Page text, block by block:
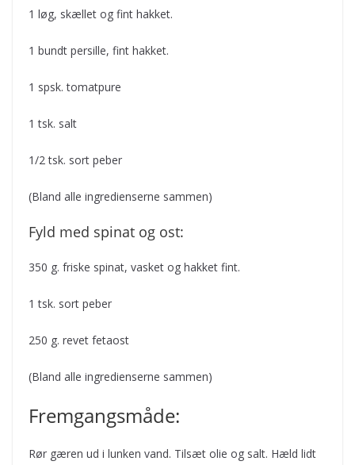
1 løg, skællet og fint hakket.
1 bundt persille, fint hakket.
1 spsk. tomatpure
1 tsk. salt
1/2 tsk. sort peber
(Bland alle ingredienserne sammen)
Fyld med spinat og ost:
350 g. friske spinat, vasket og hakket fint.
1 tsk. sort peber
250 g. revet fetaost
(Bland alle ingredienserne sammen)
Fremgangsmåde:
Rør gæren ud i lunken vand. Tilsæt olie og salt. Hæld lidt